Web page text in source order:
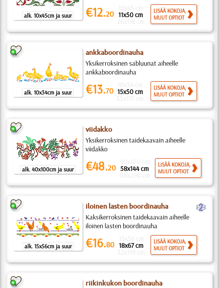
alk. 10x45cm ja suur €12.20 11x50 cm
LISÄÄ KOKOJA,
MUUT OPTIOT
alk. 10x34cm ja suur
ankkaboordinauha
Yksikerroksinen sabluunat aiheelle
ankkaboordinauha
€13.70 15x50 cm
LISÄÄ KOKOJA,
MUUT OPTIOT
alk. 40x100cm ja suur
viidakko
Yksikerroksinen taidekaavain aiheelle
viidakko
€48.20 58x144 cm
LISÄÄ KOKOJA,
MUUT OPTIOT
alk. 15x56cm ja suur
iloinen lasten boordinauha b
Kaksikerroksinen taidekaavain aiheelle
iloinen lasten boordinauha
€16.80 18x67 cm
LISÄÄ KOKOJA,
MUUT OPTIOT
riikinkukon boordinauha